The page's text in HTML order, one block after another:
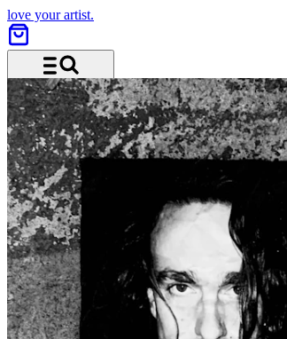
love your artist.
Menü und Suche